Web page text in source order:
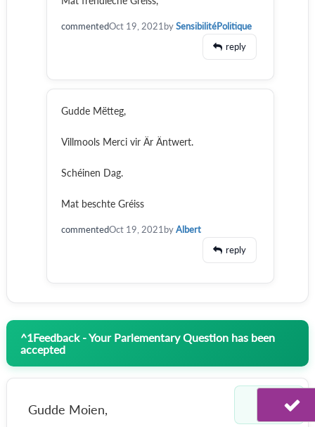
commentedOct 19, 2021 bySensibilitéPolitique
reply
Gudde Mëtteg,
Villmools Merci vir Är Äntwert.
Schéinen Dag.
Mat beschte Gréiss
commentedOct 19, 2021 byAlbert
reply
^1Feedback - Your Parlementary Question has been
accepted
Gudde Moien,